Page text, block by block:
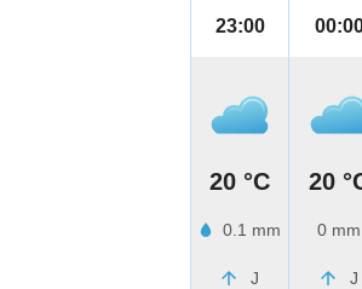
23:00
20 °C
0.1 mm
J
20
0 mm
J